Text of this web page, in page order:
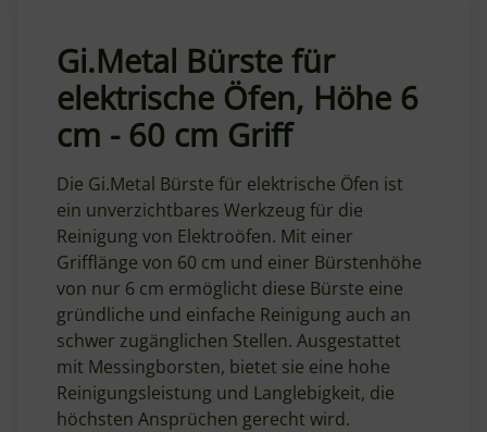
Gi.Metal Bürste für
elektrische Öfen, Höhe 6
cm - 60 cm Griff
Die Gi.Metal Bürste für elektrische Öfen ist
ein unverzichtbares Werkzeug für die
Reinigung von Elektroöfen. Mit einer
Grifflänge von 60 cm und einer Bürstenhöhe
von nur 6 cm ermöglicht diese Bürste eine
gründliche und einfache Reinigung auch an
schwer zugänglichen Stellen. Ausgestattet
mit Messingborsten, bietet sie eine hohe
Reinigungsleistung und Langlebigkeit, die
höchsten Ansprüchen gerecht wird.